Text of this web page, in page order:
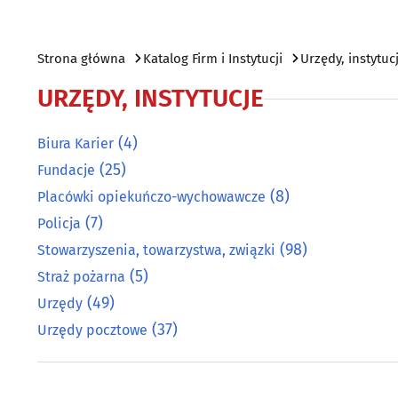
Strona główna Katalog Firm i Instytucji Urzędy,
URZĘDY, INSTYTUCJE
Biura Karier (4)
Fundacje (25)
Placówki opiekuńczo-wychowawcze (8)
Policja (7)
Stowarzyszenia, towarzystwa, związki (98)
Straż pożarna (5)
Urzędy (49)
Urzędy pocztowe (37)